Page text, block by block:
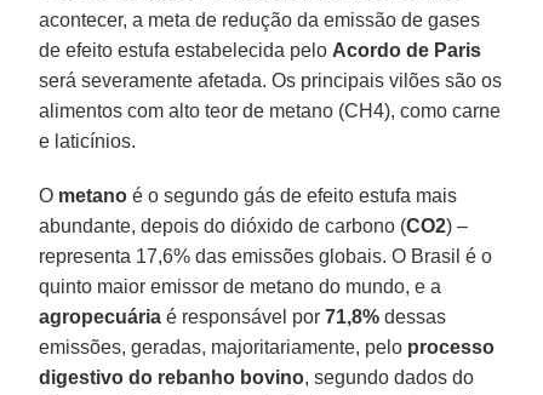
acontecer, a meta de redução da emissão de gases
de efeito estufa estabelecida pelo Acordo de Paris
será severamente afetada. Os principais vilões são os
alimentos com alto teor de metano (CH4), como carne
e laticínios.
O metano é o segundo gás de efeito estufa mais
abundante, depois do dióxido de carbono (CO2) –
representa 17,6% das emissões globais. O Brasil é o
quinto maior emissor de metano do mundo, e a
agropecuária é responsável por71,8% dessas
emissões, geradas, majoritariamente, pelo processo
digestivo do rebanho bovino, segundo dados do